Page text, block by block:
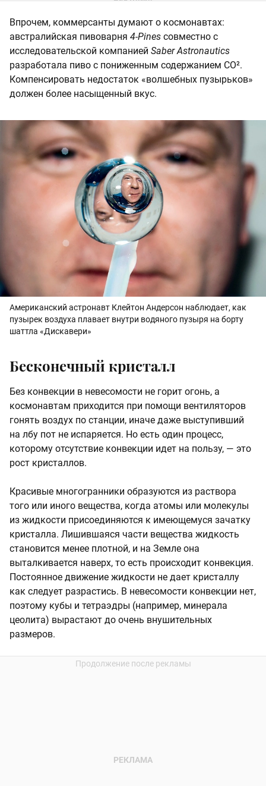
Впрочем, коммерсанты думают о космонавтах:
австралийская пивоварня 4-Pines совместно с
исследовательской компанией Saber Astronautics
разработала пиво с пониженным содержанием CO².
Компенсировать недостаток «волшебных пузырьков»
должен более насыщенный вкус.
Американский астронавт Клейтон Андерсон наблюдает, как
пузырек воздуха плавает внутри водяного пузыря на борту
шаттла «Дискавери»
Бесконечный кристалл
Без конвекции в невесомости не горит огонь, а
космонавтам приходится при помощи вентиляторов
гонять воздух по станции, иначе даже выступивший
на лбу пот не испаряется. Но есть один процесс,
которому отсутствие конвекции идет на пользу, — это
рост кристаллов.
Красивые многогранники образуются из раствора
того или иного вещества, когда атомы или молекулы
из жидкости присоединяются к имеющемуся зачатку
кристалла. Лишившаяся части вещества жидкость
становится менее плотной, и на Земле она
выталкивается наверх, то есть происходит конвекция.
Постоянное движение жидкости не дает кристаллу
как следует разрастись. В невесомости конвекции нет,
поэтому кубы и тетраэдры (например, минерала
цеолита) вырастают до очень внушительных
размеров.